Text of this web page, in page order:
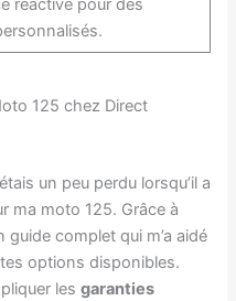
réactive pour des
125 chez Direct
un peu perdu lorsqu’il a
ma moto 125. Grâce à
guide complet qui m’a aidé
options disponibles.
lesgaranties